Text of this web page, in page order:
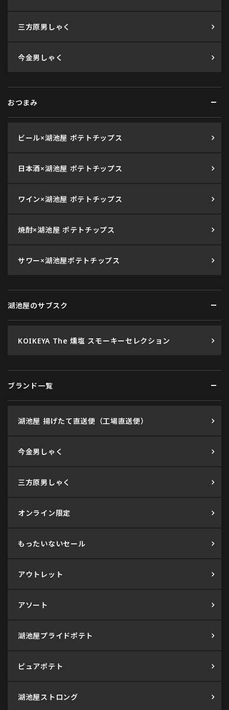
三方原男しゃく
今金男しゃく
おつまみ
ビール×湖池屋 ポテトチップス
日本酒×湖池屋 ポテトチップス
ワイン×湖池屋 ポテトチップス
焼酎×湖池屋 ポテトチップス
サワー×湖池屋ポテトチップス
湖池屋のサブスク
KOIKEYA The 燻塩 スモーキーセレクション
ブランド一覧
湖池屋 揚げたて直送便（工場直送便）
今金男しゃく
三方原男しゃく
オンライン限定
もったいないセール
アウトレット
アソート
湖池屋プライドポテト
ピュアポテト
湖池屋ストロング